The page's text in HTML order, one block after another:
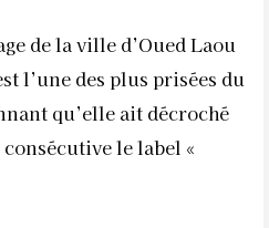
de la ville d’Oued Laou
l’une des plus prisées du
qu’elle ait décroché
le label «